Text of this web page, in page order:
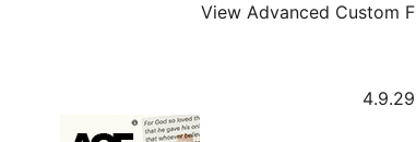
View Advanced Custom